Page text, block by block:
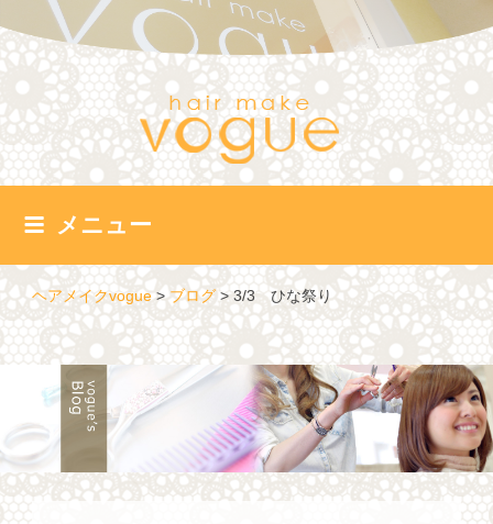
ン
テ
ツ
へ
ス
キ
メニュー
ヘアメイクvogue>ブログ>3/3 ひな祭り